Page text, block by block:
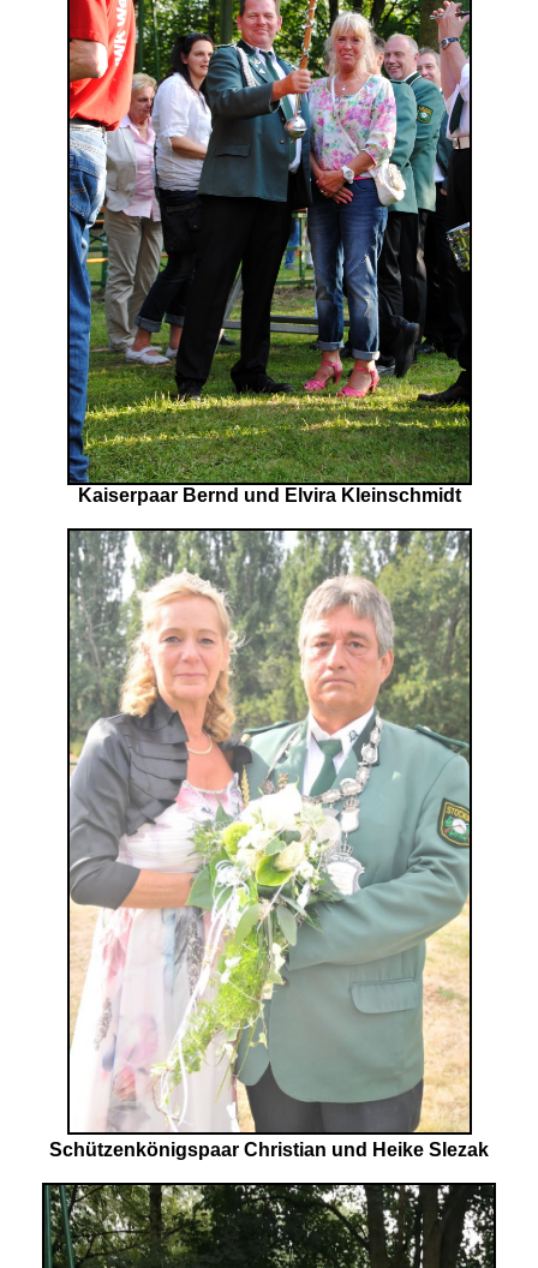
Kaiserpaar Bernd und Elvira Kleinschmidt
Schützenkönigspaar Christian und Heike Slezak